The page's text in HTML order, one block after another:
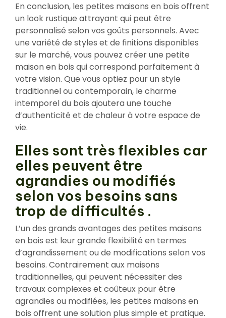
En conclusion, les petites maisons en bois offrent
un look rustique attrayant qui peut être
personnalisé selon vos goûts personnels. Avec
une variété de styles et de finitions disponibles
sur le marché, vous pouvez créer une petite
maison en bois qui correspond parfaitement à
votre vision. Que vous optiez pour un style
traditionnel ou contemporain, le charme
intemporel du bois ajoutera une touche
d’authenticité et de chaleur à votre espace de
vie.
Elles sont très flexibles car
elles peuvent être
agrandies ou modifiés
selon vos besoins sans
trop de difficultés .
L’un des grands avantages des petites maisons
en bois est leur grande flexibilité en termes
d’agrandissement ou de modifications selon vos
besoins. Contrairement aux maisons
traditionnelles, qui peuvent nécessiter des
travaux complexes et coûteux pour être
agrandies ou modifiées, les petites maisons en
bois offrent une solution plus simple et pratique.